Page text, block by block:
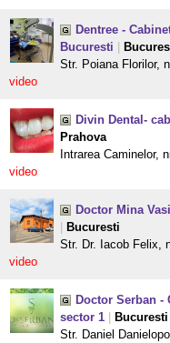
Dentree -
Bucuresti
Str. Poiana Florilor,
video
Divin Dental-
Prahova
Intrarea Caminelor,
video
Doctor Mina
Bucuresti
Str. Dr. Iacob Felix,
video
Doctor Serban
sector 1
Bucuresti
Str. Daniel